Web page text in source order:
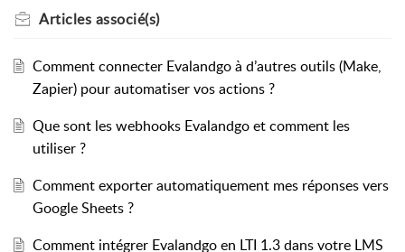
Articles associé(s)
Comment connecter Evalandgo à d’autres outils (Make,
Zapier) pour automatiser vos actions ?
Que sont les webhooks Evalandgo et comment les
utiliser ?
Comment exporter automatiquement mes réponses vers
Google Sheets ?
Comment intégrer Evalandgo en LTI 1.3 dans votre LMS